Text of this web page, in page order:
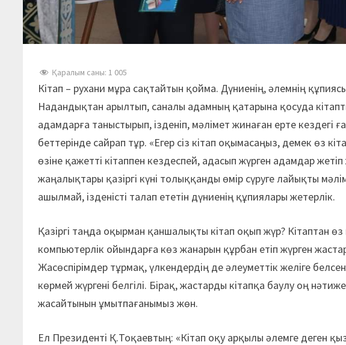
Қаралым саны: 1 005
Кітап – рухани мұра сақтайтын қойма. Дүниенің, әлемнің
Надандықтан арылтып, саналы адамның қатарына қосуда
адамдарға таныстырып, ізденіп, мәлімет жинаған ерте кездегі
беттерінде сайрап тұр. «Егер сіз кітап оқымасаңыз, демек өз
өзіне қажетті кітаппен кездеспей, адасып жүрген адамдар
жаңалықтары қазіргі күні толыққанды өмір сүруге лайықты
ашылмай, ізденісті талап ететін дүниенің құпиялары жетерлік.
Қазіргі таңда оқырман қаншалықты кітап оқып жүр? Кітаптан
компьютерлік ойындарға көз жанарын құрбан етіп жүрген
Жасөспірімдер тұрмақ, үлкендердің де әлеуметтік желіге
көрмей жүргені белгілі. Бірақ, жастарды кітапқа баулу оң
жасайтынын ұмытпағанымыз жөн.
Ел Президенті Қ.Тоқаевтың: «Кітап оқу арқылы әлемге деген